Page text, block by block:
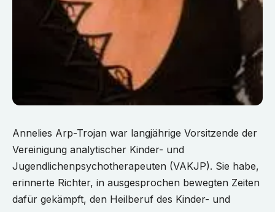
Annelies Arp-Trojan war langjährige Vorsitzende der
Vereinigung analytischer Kinder- und
Jugendlichenpsychotherapeuten (VAKJP). Sie habe,
erinnerte Richter, in ausgesprochen bewegten Zeiten
dafür gekämpft, den Heilberuf des Kinder- und